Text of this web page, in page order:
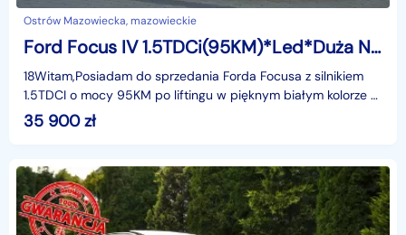
Ostrów Mazowiecka, mazowieckie
Ford Focus IV 1.5TDCi(95KM)*Led*Duża Navi*Klimatronik*Welur*Reling*Chrom*Alu16"ASO
18Witam,Posiadam do sprzedania Forda Focusa z silnikiem
1.5TDCI o mocy 95KM po liftingu w pięknym białym kolorze w
najbogatszej wersji wyposażenia TITANIUM i z
35 900zł